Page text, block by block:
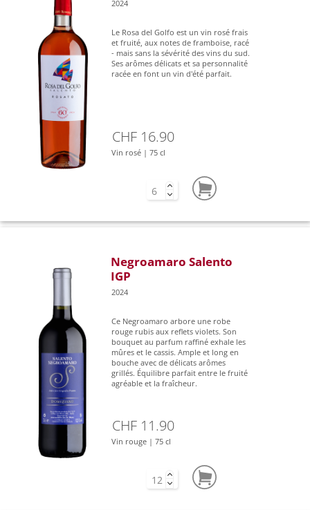
2024
Le Rosa del Golfo est un vin rosé frais
et fruité, aux notes de framboise, racé
- mais sans la sévérité des vins du sud.
Ses arômes délicats et sa personnalité
racée en font un vin d'été parfait.
CHF 16.90
Vin rosé | 75 cl
Negroamaro Salento
IGP
2024
Ce Negroamaro arbore une robe
rouge rubis aux reflets violets. Son
bouquet au parfum raffiné exhale les
mûres et le cassis. Ample et long en
bouche avec de délicats arômes
grillés. Équilibre parfait entre le fruité
agréable et la fraîcheur.
CHF 11.90
Vin rouge | 75 cl